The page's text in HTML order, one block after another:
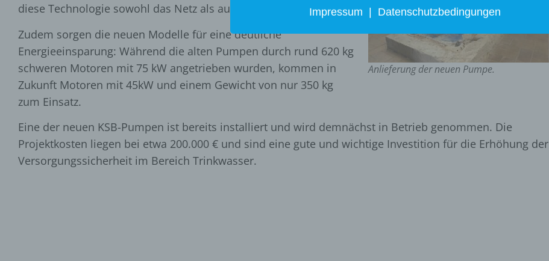
Anlieferung der neuen Pumpe.
diese Technologie sowohl das Netz als auch die Technik.
Zudem sorgen die neuen Modelle für eine deutliche
Energieeinsparung: Während die alten Pumpen durch rund 620 kg
schweren Motoren mit 75 kW angetrieben wurden, kommen in
Zukunft Motoren mit 45kW und einem Gewicht von nur 350 kg
zum Einsatz.
Eine der neuen KSB-Pumpen ist bereits installiert und wird demnächst in Betrieb genommen. Die
Projektkosten liegen bei etwa 200.000 € und sind eine gute und wichtige Investition für die Erhöhung der
Versorgungssicherheit im Bereich Trinkwasser.
Impressum | Datenschutzbedingungen